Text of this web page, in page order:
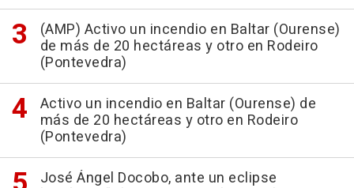
(AMP) Activo un incendio en Baltar (Ourense)
de más de 20 hectáreas y otro en Rodeiro
(Pontevedra)
Activo un incendio en Baltar (Ourense) de
más de 20 hectáreas y otro en Rodeiro
(Pontevedra)
José Ángel Docobo, ante un eclipse